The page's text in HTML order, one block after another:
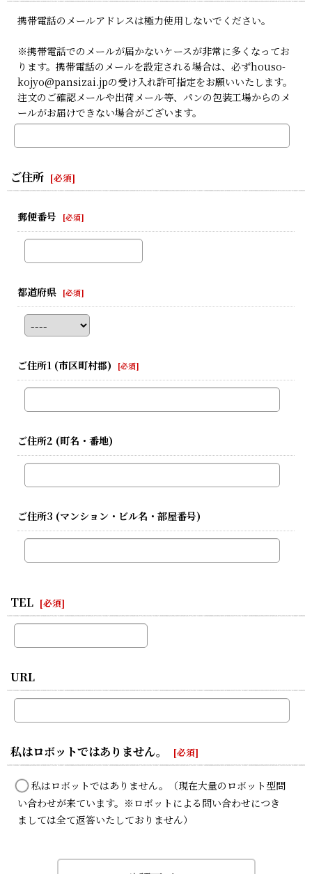
携帯電話のメールアドレスは極力使用しないでください。
※携帯電話でのメールが届かないケースが非常に多くなってお
ります。携帯電話のメールを設定される場合は、必ずhouso-
kojyo@pansizai.jpの受け入れ許可指定をお願いいたします。
注文のご確認メールや出荷メール等、パンの包装工場からのメ
ールがお届けできない場合がございます。
ご住所 [必須]
郵便番号 [必須]
都道府県 [必須]
ご住所1 (市区町村郡) [必須]
ご住所2 (町名・番地)
ご住所3 (マンション・ビル名・部屋番号)
TEL [必須]
URL
私はロボットではありません。 [必須]
私はロボットではありません。（現在大量のロボット型問
い合わせが来ています。※ロボットによる問い合わせにつき
ましては全て返答いたしておりません）